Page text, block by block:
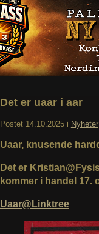
Det er uaar i aar
Postet 14.10.2025 i Nyheter
Uaar, knusende
Det er
kommer i handel 17.
Uaar@Linktree